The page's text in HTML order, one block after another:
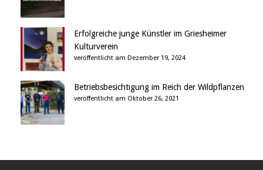
Erfolgreiche junge Künstler im Griesheimer
Kulturverein
veröffentlicht am Dezember 19, 2024
Betriebsbesichtigung im Reich der Wildpflanzen
veröffentlicht am Oktober 26, 2021